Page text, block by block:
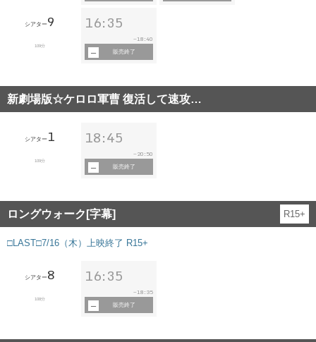
シアター9
109分
16:35
~18:40
販売終了
新劇場版☆ケロロ軍曹 復活して速攻…
シアター 1
109分
18:45
~ 20:50
販売終了
ロングウォーク[字幕] R15+
□LAST□7/16（木）上映終了 R15+
シアター8
108分
16:35
~18:35
販売終了